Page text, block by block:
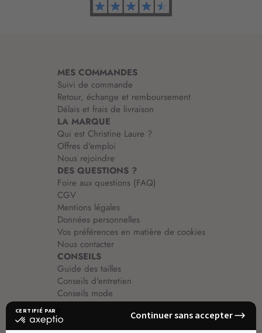
MES COMMANDES
Suivi de commande
Retour, échange et remboursement
Délais et frais de livraison
LA MARQUE
Qui est Christine Laure ?
Offres d'emploi
Nous rejoindre
DES QUESTIONS ?
Foire aux questions (FAQ)
CGV
Mentions légales
Données personnelles
Vos préférences en matière de cookies
Nous contacter
CONSEILS
Guide des tailles
Conseils d'entretien
Conseils mode
Guide vêtements